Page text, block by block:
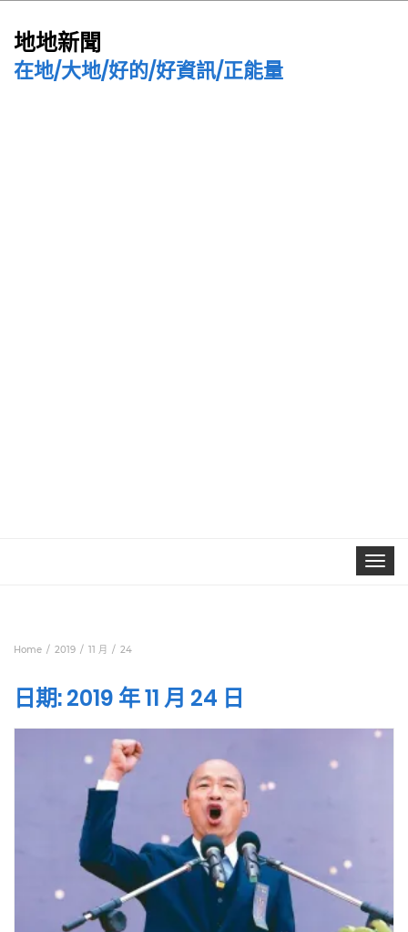
地地新聞
在地/大地/好的/好資訊/正能量
Toggle
Home 2019 11 月 24
日期:2019 年 11 月 24 日